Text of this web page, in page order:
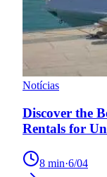
Notícias
Discover the
Rentals for
8 min·6/04